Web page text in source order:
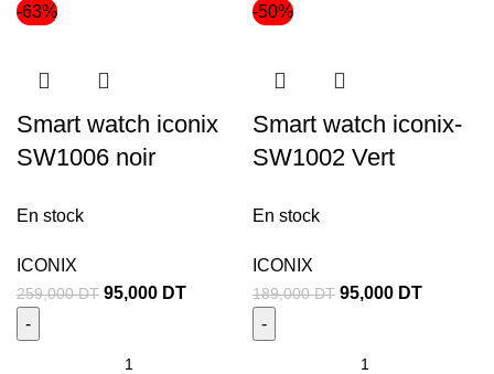
-63%
Smart watch iconix
SW1006 noir
En stock
ICONIX
259,000DT 95,000 DT
-50%
Smart watch iconix-
SW1002 Vert
En stock
ICONIX
189,000DT 95,000 DT